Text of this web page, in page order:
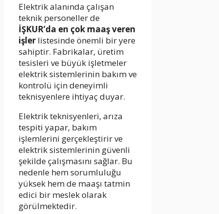
Elektrik alanında çalışan
teknik personeller de
İŞKUR’da en çok maaş veren
işler listesinde önemli bir yere
sahiptir. Fabrikalar, üretim
tesisleri ve büyük işletmeler
elektrik sistemlerinin bakım ve
kontrolü için deneyimli
teknisyenlere ihtiyaç duyar.
Elektrik teknisyenleri, arıza
tespiti yapar, bakım
işlemlerini gerçekleştirir ve
elektrik sistemlerinin güvenli
şekilde çalışmasını sağlar. Bu
nedenle hem sorumluluğu
yüksek hem de maaşı tatmin
edici bir meslek olarak
görülmektedir.